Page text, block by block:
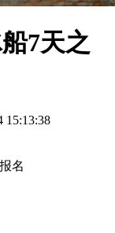
7天之
15:13:38
名